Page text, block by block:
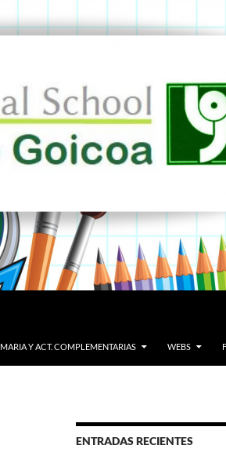
Y ACT. COMPLEMENTARIAS WEBS
ENTRADAS RECIENTES